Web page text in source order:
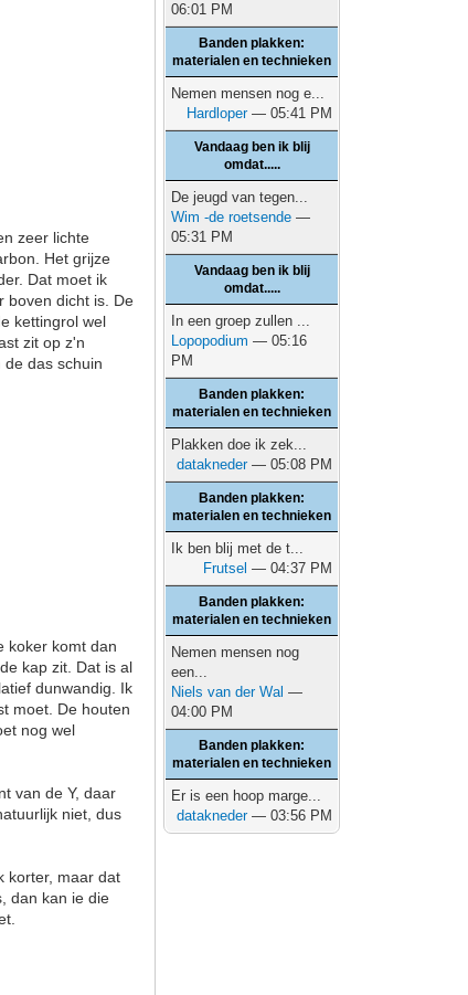
zeer lichte
Het grijze
Dat moet ik
boven dicht is. De
kettingrol wel
zit op z'n
das schuin
koker komt dan
kap zit. Dat is al
dunwandig. Ik
moet. De houten
nog wel
van de Y, daar
niet, dus
korter, maar dat
dan kan ie die
06:01 PM
Banden plakken:
materialen en technieken
Nemen mensen nog e...
Hardloper— 05:41 PM
Vandaag ben ik blij
omdat.....
De jeugd van tegen...
Wim -de roetsende —
05:31 PM
Vandaag ben ik blij
omdat.....
In een groep zullen ...
Lopopodium — 05:16
PM
Banden plakken:
materialen en technieken
Plakken doe ik zek...
datakneder— 05:08 PM
Banden plakken:
materialen en technieken
Ik ben blij met de t...
Frutsel — 04:37 PM
Banden plakken:
materialen en technieken
Nemen mensen nog
een...
Niels van der Wal —
04:00 PM
Banden plakken:
materialen en technieken
Er is een hoop marge...
datakneder— 03:56 PM